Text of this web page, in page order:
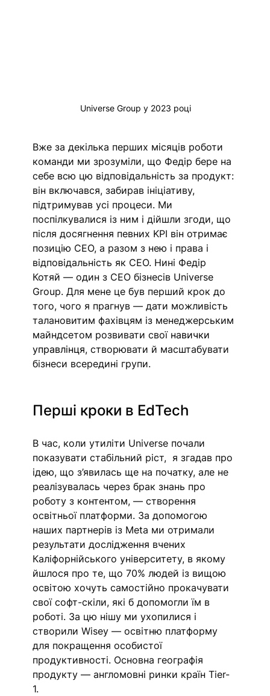
Universe Group у 2023 році
Вже за декілька перших місяців роботи
команди ми зрозуміли, що Федір бере на
себе всю цю відповідальність за продукт:
він включався, забирав ініціативу,
підтримував усі процеси. Ми
поспілкувалися із ним і дійшли згоди, що
після досягнення певних KPI він отримає
позицію СЕО, а разом з нею і права і
відповідальність як СЕО. Нині Федір
Котяй — один з СЕО бізнесів Universe
Group. Для мене це був перший крок до
того, чого я прагнув — дати можливість
талановитим фахівцям із менеджерським
майндсетом розвивати свої навички
управлінця, створювати й масштабувати
бізнеси всередині групи.
Перші кроки в EdTech
В час, коли утиліти Universe почали
показувати стабільний ріст,  я згадав про
ідею, що з’явилась ще на початку, але не
реалізувалась через брак знань про
роботу з контентом, — створення
освітньої платформи. За допомогою
наших партнерів із Meta ми отримали
результати дослідження вчених
Каліфорнійського університету, в якому
йшлося про те, що 70% людей із вищою
освітою хочуть самостійно прокачувати
свої софт-скіли, які б допомогли їм в
роботі. За цю нішу ми ухопилися і
створили Wisey — освітню платформу
для покращення особистої
продуктивності. Основна географія
продукту — англомовні ринки країн Tier-
1.